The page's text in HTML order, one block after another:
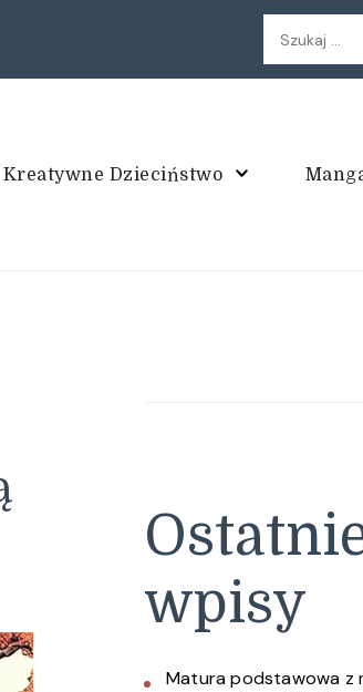
Szukaj:
Kreatywne Dzieciństwo
wpisy
Matura podstawowa z